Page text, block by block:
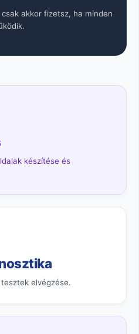
akkor fizetsz, ha minden
készítése és
elvégzése.